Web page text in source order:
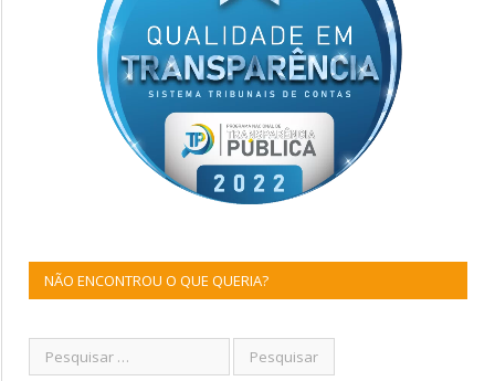
NÃO ENCONTROU O QUE QUERIA?